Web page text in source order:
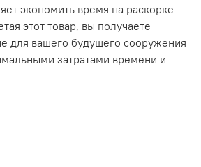
экономить время на раскорке
этот товар, вы получаете
для вашего будущего сооружения
затратами времени и